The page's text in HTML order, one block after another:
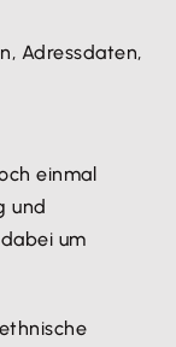
Adressdaten,
einmal
und
um